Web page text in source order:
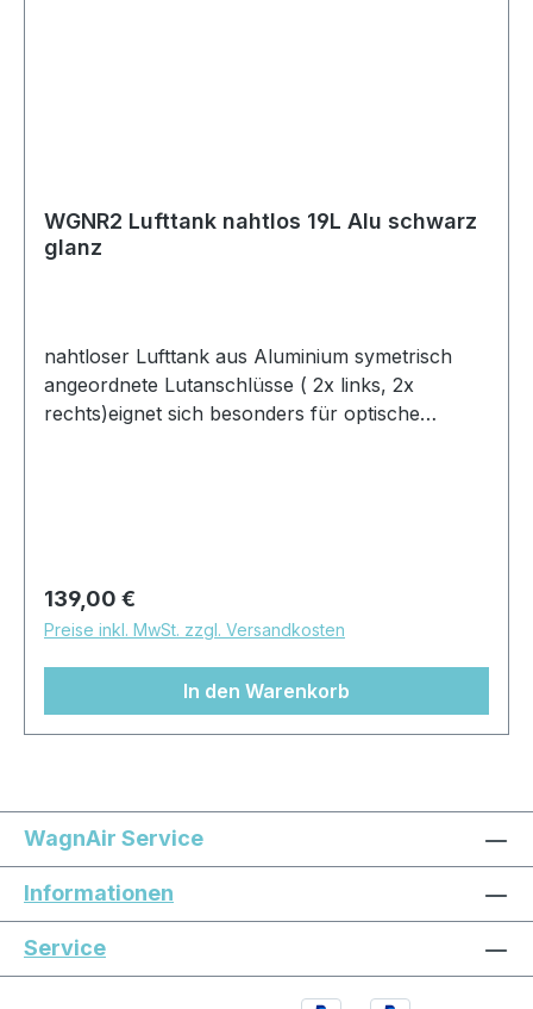
WGNR2 Lufttank nahtlos 19L Alu schwarz
glanz
nahtloser Lufttank aus Aluminium symetrisch
angeordnete Lutanschlüsse ( 2x links, 2x
rechts)eignet sich besonders für optische
Regulärer Preis:
139,00 €
Preise inkl. MwSt. zzgl. Versandkosten
In den Warenkorb
WagnAir Service
Informationen
Service